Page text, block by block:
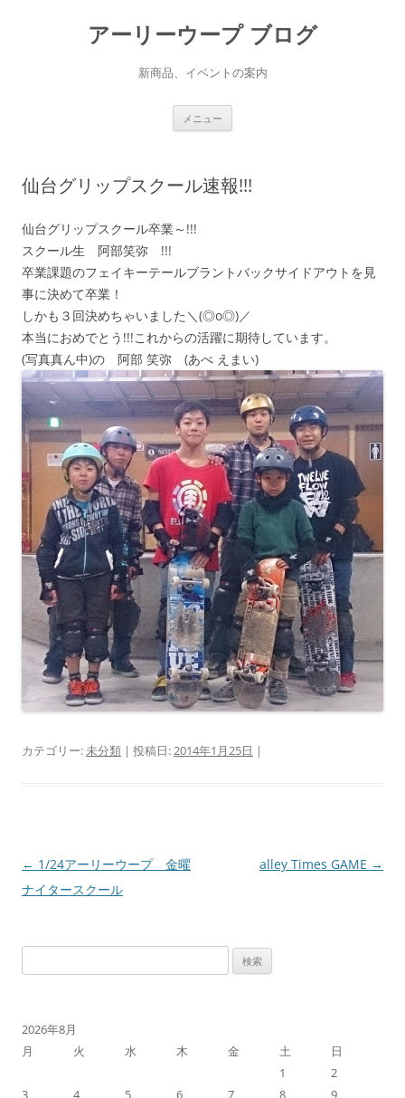
アーリーウープ ブログ
新商品、イベントの案内
メニュー
へ
ス
キ
仙台グリップスクール速報!!!
仙台グリップスクール卒業～!!!
スクール生 阿部笑弥 !!!
卒業課題のフェイキーテールブラントバックサイドアウトを見
事に決めて卒業！
しかも３回決めちゃいました＼(◎o◎)／
本当におめでとう!!!これからの活躍に期待しています。
(写真真ん中)の 阿部 笑弥 (あべ えまい)
カテゴリー:未分類 | 投稿日:2014年1月25日 |
投
稿
← 1/24アーリーウープ 金曜
ナイタースクール
alley Times GAME →
索:
2026年8月
月
火 水 木 金 土
日
1
2
3
4 5 6 7 8
9